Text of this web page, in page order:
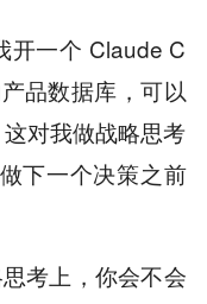
开一个 Claude C
品数据库，可以
对我做战略思考
下一个决策之前
考上，你会不会